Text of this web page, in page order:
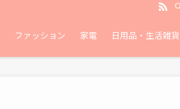
ファッション 家電 日用品・生活雑貨